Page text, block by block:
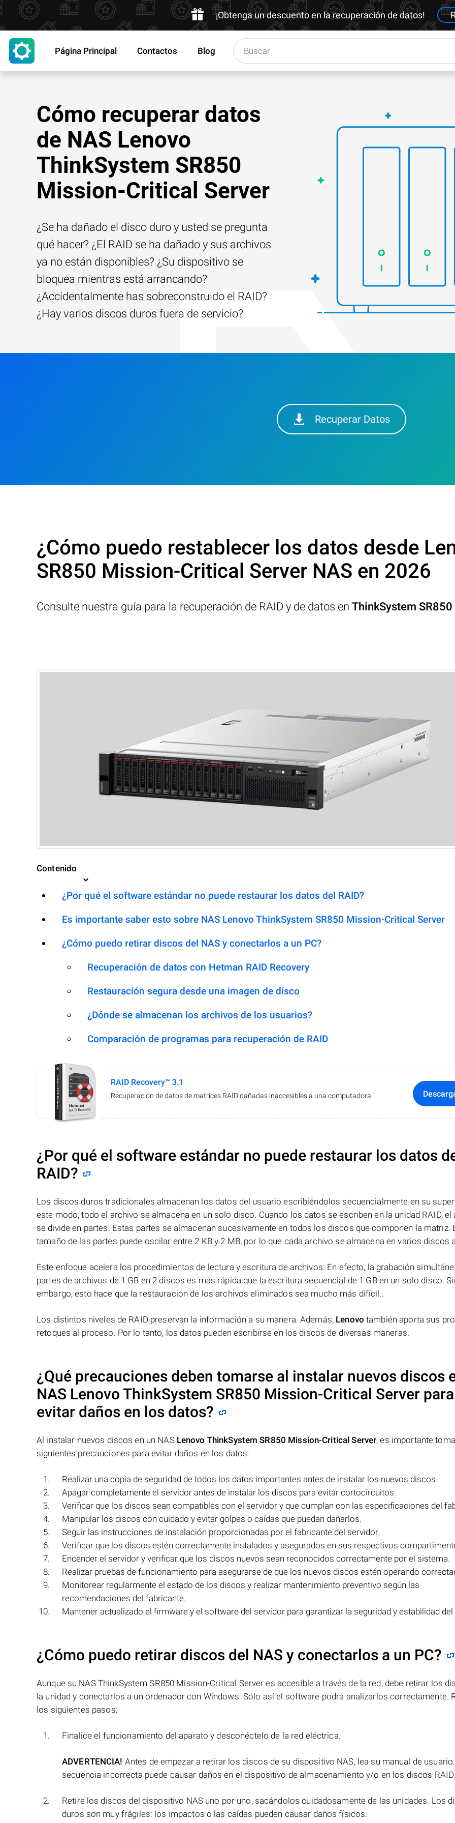
¡Obtenga un descuento en la recuperación de datos!
Página Principal Contactos Blog
Cómo recuperar datos
de NAS Lenovo
ThinkSystem SR850
Mission-Critical Server
¿Se ha dañado el disco duro y usted se pregunta
qué hacer? ¿El RAID se ha dañado y sus archivos
ya no están disponibles? ¿Su dispositivo se
bloquea mientras está arrancando?
¿Accidentalmente has sobreconstruido el RAID?
¿Hay varios discos duros fuera de servicio?
Recuperar Datos
¿Cómo puedo restablecer los datos desde
SR850 Mission-Critical Server NAS en 2026
Consulte nuestra guía para la recuperación de RAID y de datos en ThinkSystem
Contenido
¿Por qué el software estándar no puede restaurar los datos del RAID?
Es importante saber esto sobre NAS Lenovo ThinkSystem SR850 Mission-Critical Server
¿Cómo puedo retirar discos del NAS y conectarlos a un PC?
Recuperación de datos con Hetman RAID Recovery
Restauración segura desde una imagen de disco
¿Dónde se almacenan los archivos de los usuarios?
Comparación de programas para recuperación de RAID
RAID Recovery™ 3.1
Recuperación de datos de matrices RAID dañadas inaccesibles a una computadora.
¿Por qué el software estándar no puede restaurar los datos
RAID?
Los discos duros tradicionales almacenan los datos del usuario escribiéndolos secuencialmente en su
este modo, todo el archivo se almacena en un solo disco. Cuando los datos se escriben en la unidad RAID, el
se divide en partes. Estas partes se almacenan sucesivamente en todos los discos que componen la matriz.
tamaño de las partes puede oscilar entre 2 KB y 2 MB, por lo que cada archivo se almacena en varios discos
Este enfoque acelera los procedimientos de lectura y escritura de archivos. En efecto, la grabación
partes de archivos de 1 GB en 2 discos es más rápida que la escritura secuencial de 1 GB en un solo disco.
embargo, esto hace que la restauración de los archivos eliminados sea mucho más difícil..
Los distintos niveles de RAID preservan la información a su manera. Además, Lenovo también aporta sus
retoques al proceso. Por lo tanto, los datos pueden escribirse en los discos de diversas maneras.
¿Qué precauciones deben tomarse al instalar nuevos discos
NAS Lenovo ThinkSystem SR850 Mission-Critical Server para
evitar daños en los datos?
Al instalar nuevos discos en un NAS Lenovo ThinkSystem SR850 Mission-Critical Server, es importante
siguientes precauciones para evitar daños en los datos:
Realizar una copia de seguridad de todos los datos importantes antes de instalar los nuevos discos.
Apagar completamente el servidor antes de instalar los discos para evitar cortocircuitos.
Verificar que los discos sean compatibles con el servidor y que cumplan con las especificaciones del
Manipular los discos con cuidado y evitar golpes o caídas que puedan dañarlos.
Seguir las instrucciones de instalación proporcionadas por el fabricante del servidor.
Verificar que los discos estén correctamente instalados y asegurados en sus respectivos
Encender el servidor y verificar que los discos nuevos sean reconocidos correctamente por el sistema.
Realizar pruebas de funcionamiento para asegurarse de que los nuevos discos estén operando
Monitorear regularmente el estado de los discos y realizar mantenimiento preventivo según las
recomendaciones del fabricante.
Mantener actualizado el firmware y el software del servidor para garantizar la seguridad y estabilidad
¿Cómo puedo retirar discos del NAS y conectarlos a un PC?
Aunque su NAS ThinkSystem SR850 Mission-Critical Server es accesible a través de la red, debe retirar los
la unidad y conectarlos a un ordenador con Windows. Sólo así el software podrá analizarlos correctamente.
los siguientes pasos:
Finalice el funcionamiento del aparato y desconéctelo de la red eléctrica.
ADVERTENCIA! Antes de empezar a retirar los discos de su dispositivo NAS, lea su manual de
secuencia incorrecta puede causar daños en el dispositivo de almacenamiento y/o en los discos
Retire los discos del dispositivo NAS uno por uno, sacándolos cuidadosamente de las unidades. Los
duros son muy frágiles: los impactos o las caídas pueden causar daños físicos.